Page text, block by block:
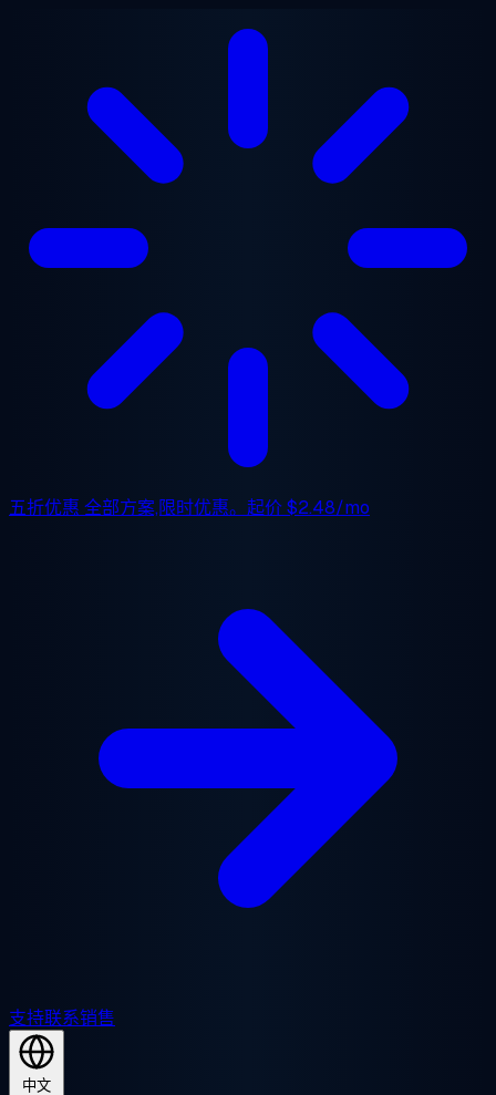
五折优惠 全部方案,限时优惠。起价$2.48/mo
支持联系销售
中文